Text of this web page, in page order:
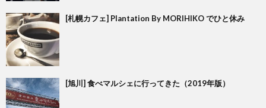
[札幌カフェ] Plantation By MORIHIKO でひと休み
[旭川] 食べマルシェに行ってきた（2019年版）